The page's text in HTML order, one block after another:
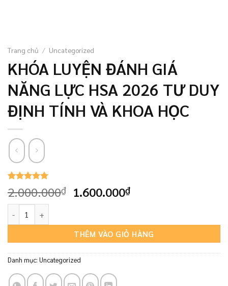
Trang chủ / Uncategorized
KHÓA LUYỆN ĐÁNH GIÁ
NĂNG LỰC HSA 2026 TƯ DUY
ĐỊNH TÍNH VÀ KHOA HỌC
5.00trên 5
dựa trên
86
đánh giá
2.000.000₫ Giá
2.000.000₫.
1.600.000₫Giá
là:
1.600.000₫.
THÊM VÀO GIỎ HÀNG
Danh mục: Uncategorized